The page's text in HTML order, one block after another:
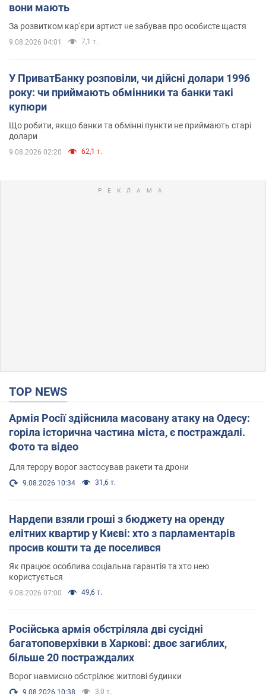
вони мають
За розвитком кар'єри артист не забував про особисте щастя
9.08.2026 04:01 7,1 т.
У ПриватБанку розповіли, чи дійсні долари 1996
року: чи приймають обмінники та банки такі
купюри
Що робити, якщо банки та обмінні пункти не приймають старі
долари
9.08.2026 02:20 62,1 т.
TOP NEWS
Армія Росії здійснила масовану атаку на Одесу:
горіла історична частина міста, є постраждалі.
Фото та відео
Для терору ворог застосував ракети та дрони
9.08.2026 10:34 31,6 т.
Нардепи взяли гроші з бюджету на оренду
елітних квартир у Києві: хто з парламентарів
просив кошти та де поселився
Як працює особлива соціальна гарантія та хто нею
користується
9.08.2026 07:00 49,6 т.
Російська армія обстріляла дві сусідні
багатоповерхівки в Харкові: двоє загиблих,
більше 20 постраждалих
Ворог навмисно обстрілює житлові будинки
9.08.2026 10:38 3,0 т.